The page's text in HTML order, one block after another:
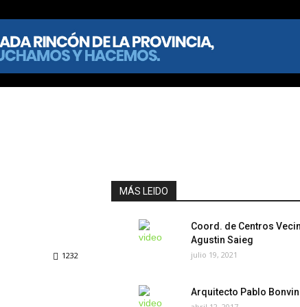
1232
MÁS LEIDO
Coord. de Centros
Agustin Saieg
julio 19, 2021
Arquitecto Pablo Bonvin